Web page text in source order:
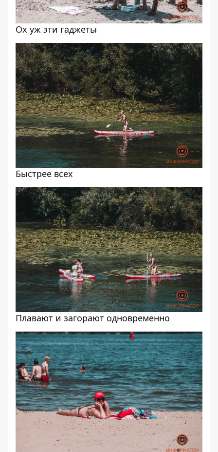
Ох уж эти гаджеты
Быстрее всех
Плавают и загорают одновременно